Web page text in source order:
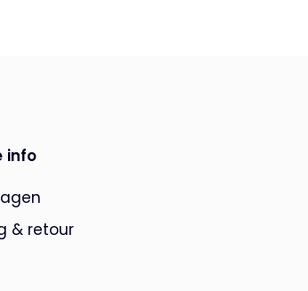
info
& retour